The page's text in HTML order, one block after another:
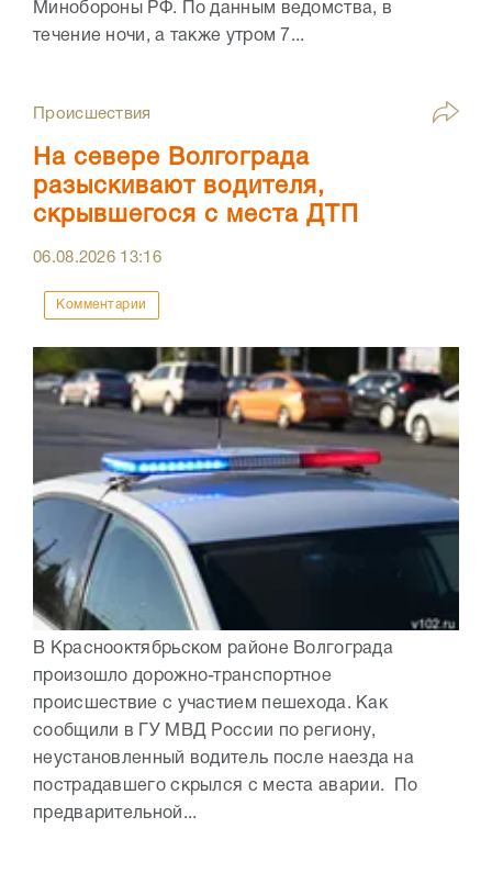
Минобороны РФ. По данным ведомства, в
течение ночи, а также утром 7...
Происшествия
На севере Волгограда
разыскивают водителя,
скрывшегося с места ДТП
06.08.2026 13:16
Комментарии
В Краснооктябрьском районе Волгограда
произошло дорожно-транспортное
происшествие с участием пешехода. Как
сообщили в ГУ МВД России по региону,
неустановленный водитель после наезда на
пострадавшего скрылся с места аварии. По
предварительной...